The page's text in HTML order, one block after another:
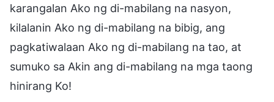
karangalan Ako ng di-mabilang na nasyon,
kilalanin Ako ng di-mabilang na bibig, ang
pagkatiwalaan Ako ng di-mabilang na tao, at
sumuko sa Akin ang di-mabilang na mga taong
hinirang Ko!